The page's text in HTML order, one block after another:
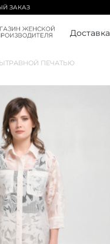
ЗАКАЗ
Доставка
ПЕЧАТЬЮ